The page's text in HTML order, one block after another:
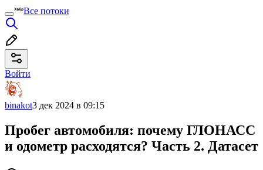
Все потоки
Войти
binakot3 дек 2024 в 09:15
Пробег автомобиля: почему ГЛОНАСС
и одометр расходятся? Часть 2. Датасет